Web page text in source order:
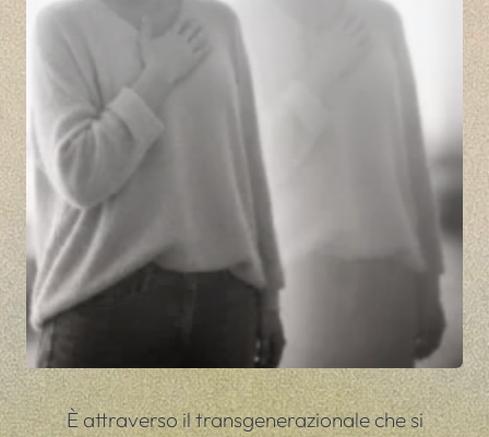
È attraverso il transgenerazionale che si